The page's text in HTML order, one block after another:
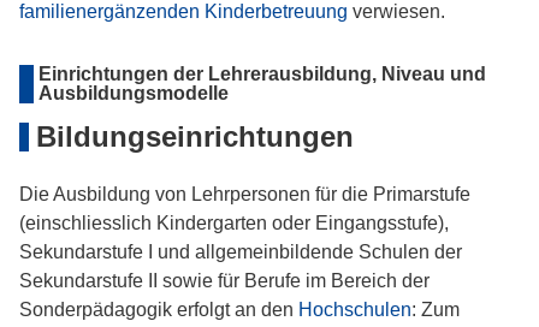
familienergänzenden Kinderbetreuung verwiesen.
Einrichtungen der Lehrerausbildung, Niveau und
Ausbildungsmodelle
Bildungseinrichtungen
Die Ausbildung von Lehrpersonen für die Primarstufe
(einschliesslich Kindergarten oder Eingangsstufe),
Sekundarstufe I und allgemeinbildende Schulen der
Sekundarstufe II sowie für Berufe im Bereich der
Sonderpädagogik erfolgt an den Hochschulen: Zum